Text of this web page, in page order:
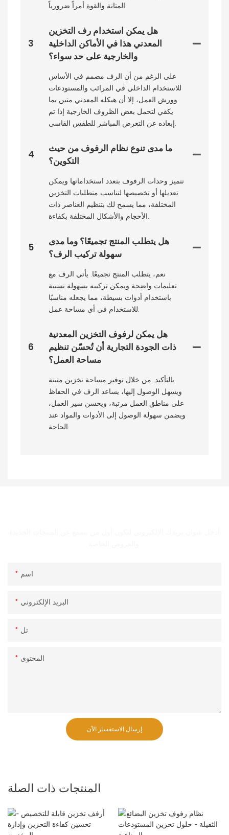
المتانة والقوة أمراً ضرورياً.
3
هل يمكن استخدام رف التخزين
المعدني هذا في الأماكن الداخلية
والخارجية على حد سواء؟
على الرغم من أن الرف مصمم في الأساس
للاستخدام الداخلي في المرائب والمستودعات
وورش العمل، إلا أن هيكله المعدني متين بما
يكفي لتحمل بعض الظروف الخارجية إذا تم
إبعاده عن التعرض المباشر للطقس القاسي.
4
ما مدى تنوع نظام الرفوف من حيث
التكوين؟
تتميز وحدات الرفوف بتعدد استخداماتها ويمكن
تعديلها أو تخصيصها لتناسب متطلبات التخزين
المختلفة، مما يسمح لك بتنظيم العناصر ذات
الأحجام والأشكال المختلفة بكفاءة.
5
هل يتطلب المنتج تجميعًا؟ وما مدى
سهولة تركيب الرف؟
نعم، يتطلب المنتج تجميعًا. يأتي الرف مع
تعليمات واضحة ويمكن تركيبه بسهولة نسبية
باستخدام أدوات بسيطة، مما يجعله مناسبًا
للاستخدام في أي مساحة عمل.
6
هل يمكن لرفوف التخزين المعدنية
ذات الجودة التجارية أن تُحسّن تنظيم
مساحة العمل؟
بالتأكيد. من خلال توفير مساحة تخزين متينة
ويسهل الوصول إليها، يساعد الرف في الحفاظ
على مناطق العمل مرتبة، ويحسن سير العمل،
ويضمن سهولة الوصول إلى الأدوات والمواد عند
الحاجة.
اسم
البريد الإلكتروني
تل
المحتوى
إرسال الاستفسار الآن
المنتجات ذات الصلة